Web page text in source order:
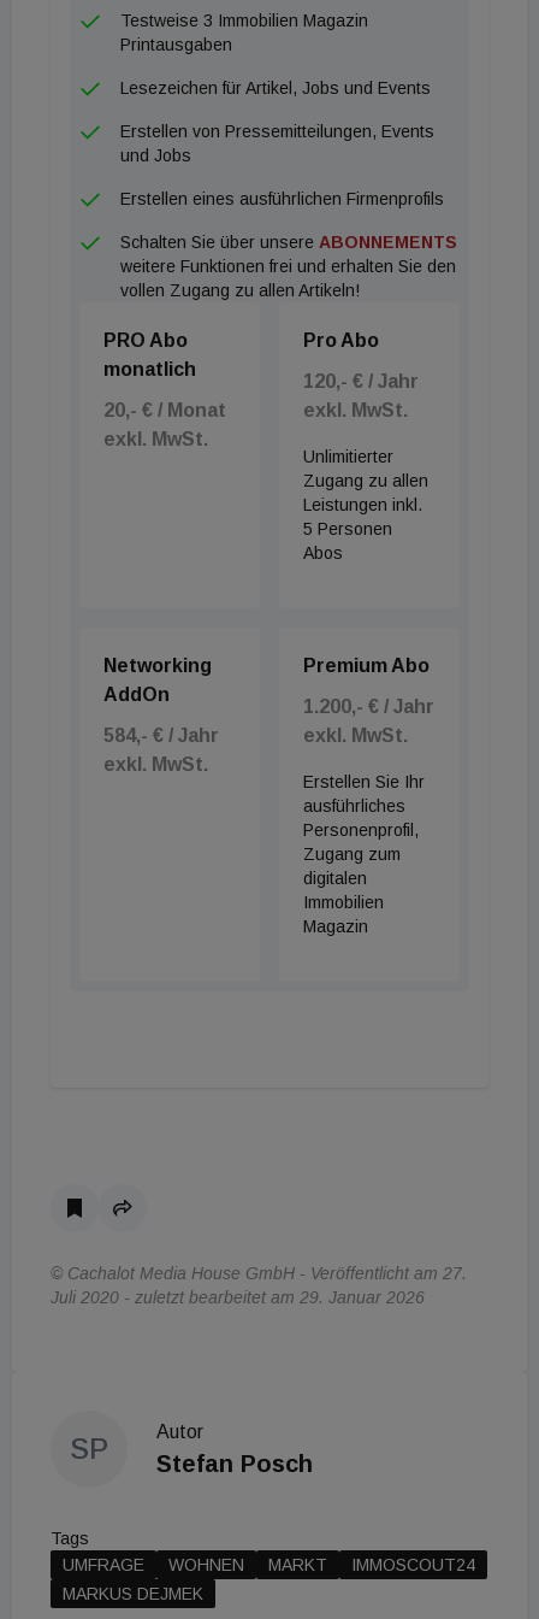
den Bundesländern Niederösterreich,
Oberösterreich und Steiermark. Speziell rund um
die Bundeshauptstadt Wien werden Häuser
derzeit nahezu fünfmal so häufig auf der
Corona. Aber auch Häuser in Oberösterreich und
der Steiermark sind bei den potenziellen Mietern
oder Käufern derzeit dreimal so beliebt wie noch vor
zu kaufen groß. Doppelt so viele Suchprofile auf
ImmoScout24 beziehen sich auf den Immobilienkauf
- nur halb so viele Umzugswillige möchten ein Haus
mieten. "Die Immobilie war und ist in Krisenzeiten
immer eine beliebte Anlageform. Aber der Boom bei
der Immo-Suche ist derzeit nicht nur auf eine
Investitionsmöglichkeit zurückzuführen, sondern auf
überstehen kann und genug Platz für Homeoffice
und Homeschooling hat. Das Bewusstsein hat sich
hier ganz klar geändert", so Markus Dejmek.
Testweise 3 Immobilien Magazin
Printausgaben
Lesezeichen für Artikel, Jobs und Events
Erstellen von Pressemitteilungen, Events
und Jobs
Erstellen eines ausführlichen Firmenprofils
Schalten Sie über unsere ABONNEMENTS
weitere Funktionen frei und erhalten Sie den
vollen Zugang zu allen Artikeln!
PRO Abo
monatlich
20,- € / Monat
exkl. MwSt.
Pro Abo
120,- € / Jahr
exkl. MwSt.
Unlimitierter
Zugang zu allen
Leistungen inkl.
5 Personen
Abos
Networking
AddOn
584,- € / Jahr
exkl. MwSt.
Premium Abo
1.200,- € / Jahr
exkl. MwSt.
Erstellen Sie Ihr
ausführliches
Personenprofil,
Zugang zum
digitalen
Immobilien
Magazin
© Cachalot Media House GmbH - Veröffentlicht am 27.
Juli 2020 - zuletzt bearbeitet am 29. Januar 2026
SP
Autor
Stefan Posch
Tags
UMFRAGE
WOHNEN MARKT
IMMOSCOUT24
MARKUS DEJMEK